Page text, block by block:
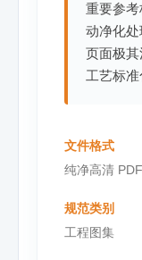
重要参
动净化处
页面极
工艺标准
文件格式
纯净高清
规范类别
工程图集